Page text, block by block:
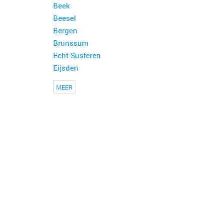
Beek
Beesel
Bergen
Brunssum
Echt-Susteren
Eijsden
MEER